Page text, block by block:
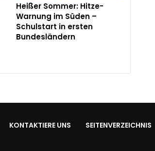
Heißer Sommer: Hitze-
Warnung im Süden –
Schulstart in ersten
Bundesländern
KONTAKTIERE UNS SEITENVERZEICHNIS